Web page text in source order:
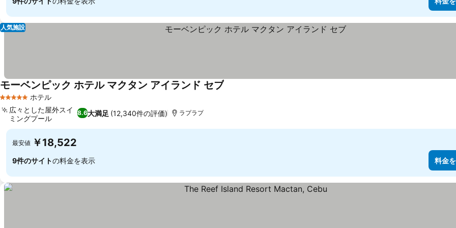
人気施設
5 ホテルのランク
ホテル
モーベンピック ホテル マクタン アイランド セブ
8.6大満足 (12,340件の評価)
広々とした屋外スイ
ミングプール
ラプラプ
最安値 ￥18,522
9件のサイトの料金を表示 料金